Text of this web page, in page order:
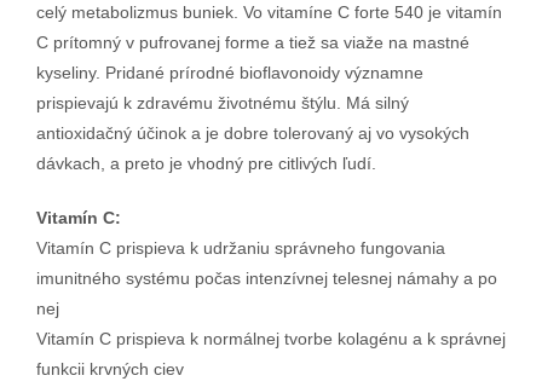
celý metabolizmus buniek. Vo vitamíne C forte 540 je vitamín
C prítomný v pufrovanej forme a tiež sa viaže na mastné
kyseliny. Pridané prírodné bioflavonoidy významne
prispievajú k zdravému životnému štýlu. Má silný
antioxidačný účinok a je dobre tolerovaný aj vo vysokých
dávkach, a preto je vhodný pre citlivých ľudí.
Vitamín C:
Vitamín C prispieva k udržaniu správneho fungovania
imunitného systému počas intenzívnej telesnej námahy a po
nej
Vitamín C prispieva k normálnej tvorbe kolagénu a k správnej
funkcii krvných ciev